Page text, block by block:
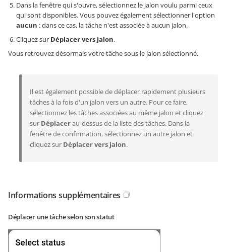
Dans la fenêtre qui s'ouvre, sélectionnez le jalon voulu parmi ceux
qui sont disponibles. Vous pouvez également sélectionner l'option
aucun : dans ce cas, la tâche n'est associée à aucun jalon.
Cliquez sur Déplacer vers jalon.
Vous retrouvez désormais votre tâche sous le jalon sélectionné.
Il est également possible de déplacer rapidement plusieurs
tâches à la fois d'un jalon vers un autre. Pour ce faire,
sélectionnez les tâches associées au même jalon et cliquez
sur Déplacerau-dessus de la liste des tâches. Dans la
fenêtre de confirmation, sélectionnez un autre jalon et
cliquez sur Déplacer vers jalon.
Informations supplémentaires
Déplacer une tâche selon son statut